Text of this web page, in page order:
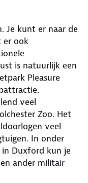
Je kunt er naar de
er ook
is natuurlijk een
Pleasure
veel
Zoo. Het
veel
In onder
in Duxford kun je
ander militair